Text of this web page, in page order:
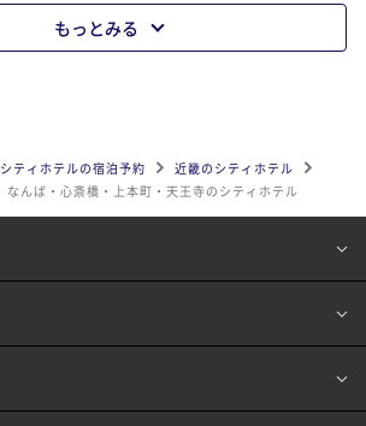
もっとみる
シティホテルの宿泊予約
近畿のシティホテル
なんば・心斎橋・上本町・天王寺のシティホテル